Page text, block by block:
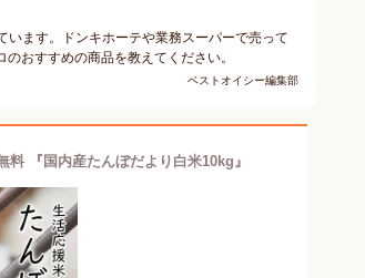
ます。ドンキホーテや業務スーパーで売って
おすすめの商品を教えてください。
ベストオイシー編集部
『国内産たんぼだより白米10kg』